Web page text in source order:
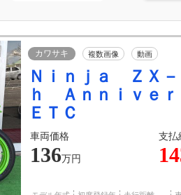
カワサキ 複数画像 動画
Ｎｉｎｊａ ＺＸ
ｈ Ａｎｎｉｖｅ
ＥＴＣ
車両価格 支払
136万円